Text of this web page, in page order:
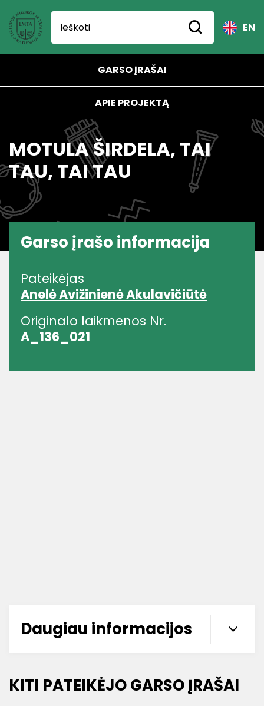
EN
GARSO ĮRAŠAI
APIE PROJEKTĄ
MOTULA ŠIRDELA, TAI
TAU, TAI TAU
Garso įrašo informacija
Pateikėjas
Anelė Avižinienė Akulavičiūtė
Originalo laikmenos Nr.
A_136_021
Daugiau informacijos
KITI PATEIKĖJO GARSO ĮRAŠAI